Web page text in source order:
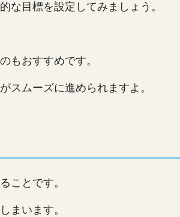
な目標を設定してみましょう。
もおすすめです。
スムーズに進められますよ。
ことです。
まいます。